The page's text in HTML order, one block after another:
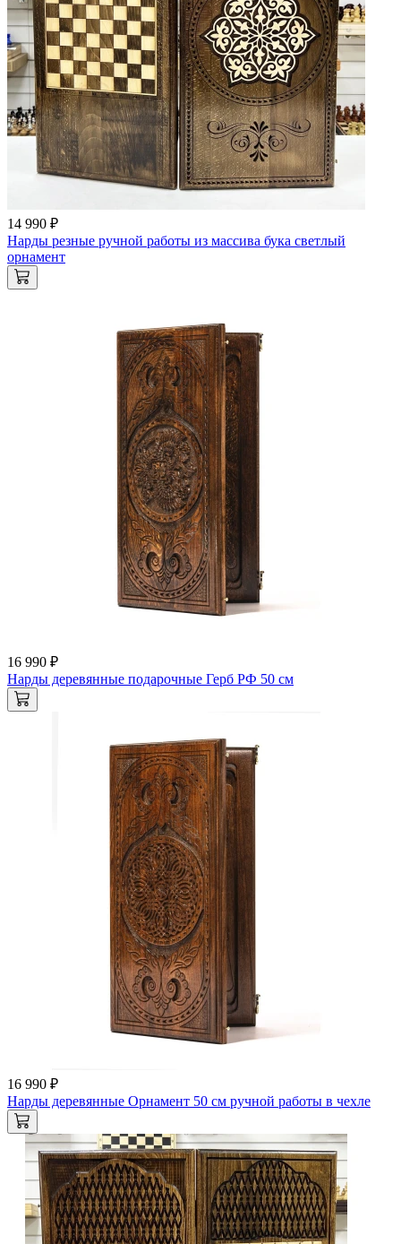
14 990 ₽
Нарды резные ручной работы из массива бука светлый
орнамент
16 990 ₽
Нарды деревянные подарочные Герб РФ 50 см
16 990 ₽
Нарды деревянные Орнамент 50 см ручной работы в чехле